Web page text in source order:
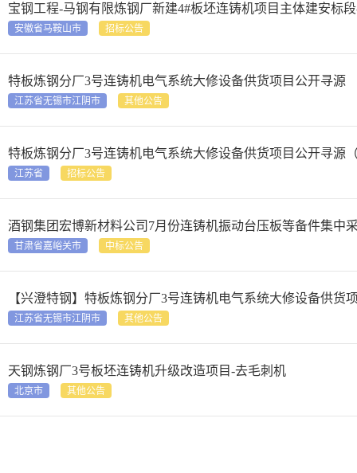
宝钢工程-马钢有限炼钢厂新建4#板坯连铸机项目主体建安标
安徽省马鞍山市 招标公告
特板炼钢分厂3号连铸机电气系统大修设备供货项目公开寻源
江苏省无锡市江阴市 其他公告
特板炼钢分厂3号连铸机电气系统大修设备供货项目公开寻源
江苏省 招标公告
酒钢集团宏博新材料公司7月份连铸机振动台压板等备件集中
甘肃省嘉峪关市 中标公告
【兴澄特钢】特板炼钢分厂3号连铸机电气系统大修设备供货
江苏省无锡市江阴市 其他公告
天钢炼钢厂3号板坯连铸机升级改造项目-去毛刺机
北京市 其他公告